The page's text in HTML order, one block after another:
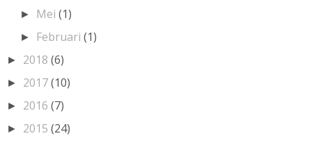
► Mei(1)
► Februari(1)
► 2018 (6)
► 2017(10)
► 2016 (7)
► 2015 (24)